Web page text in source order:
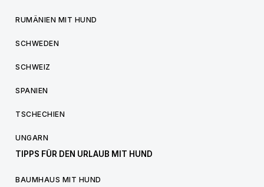
RUMÄNIEN MIT HUND
SCHWEDEN
SCHWEIZ
SPANIEN
TSCHECHIEN
UNGARN
TIPPS FÜR DEN URLAUB MIT HUND
BAUMHAUS MIT HUND